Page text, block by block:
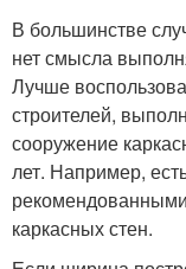
В большинстве
нет смысла
Лучше
строителей,
сооружение
лет. Например,
каркасных стен.